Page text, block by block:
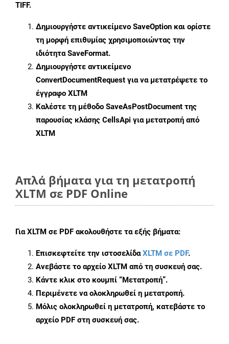
TIFF.
Δημιουργήστε αντικείμενο SaveOption και ορίστε
τη μορφή επιθυμίας χρησιμοποιώντας την
ιδιότηταSaveFormat.
Δημιουργήστε αντικείμενο
ConvertDocumentRequest για να μετατρέψετε το
έγγραφο XLTM
Καλέστε τη μέθοδο SaveAsPostDocument της
παρουσίας κλάσης CellsApi για μετατροπή από
XLTM
Απλά βήματα για τη μετατροπή
XLTM σε PDF Online
ΓιαXLTM σε PDF ακολουθήστε τα εξής βήματα:
Επισκεφτείτε την ιστοσελίδαXLTM σε PDF.
Ανεβάστε το αρχείο XLTM από τη συσκευή σας.
Κάντε κλικ στο κουμπί “Μετατροπή”.
Περιμένετε να ολοκληρωθεί η μετατροπή.
Μόλις ολοκληρωθεί η μετατροπή, κατεβάστε το
αρχείο PDF στη συσκευή σας.